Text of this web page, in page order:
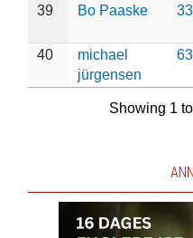
39 Bo Paaske
40
michael
jürgensen
63
Showing 1